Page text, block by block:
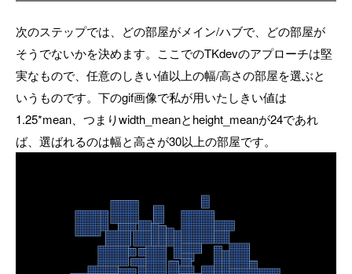
次のステップでは、どの部屋がメイン/ハブで、どの部屋が
そうでないかを決めます。ここでのTKdevのアプローチは堅
実なもので、任意のしきい値以上の幅/高さの部屋を選ぶと
いうものです。下のgif画像で私が用いたしきい値は
1.25*mean、つまりwidth_meanとheight_meanが24であれ
ば、選ばれるのは幅と高さが30以上の部屋です。